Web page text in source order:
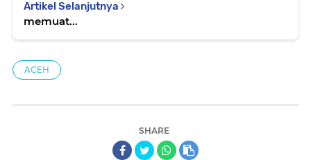
Artikel Selanjutnya
memuat...
ACEH
SHARE